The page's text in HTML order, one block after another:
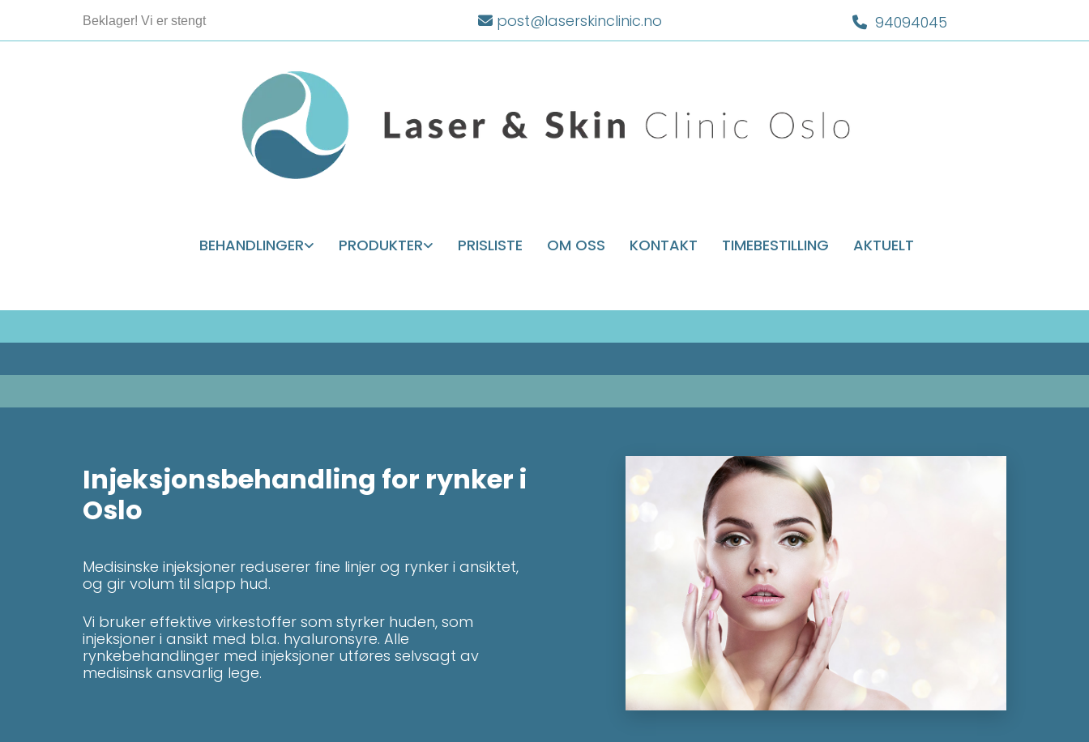
Beklager! Vi er stengt  post@laserskinclinic.no  94094045
BEHANDLINGER PRODUKTER PRISLISTE OM OSS KONTAKT TIMEBESTILLING AKTUELT
Injeksjonsbehandling for rynker i
Oslo
Medisinske injeksjoner reduserer fine linjer og rynker i ansiktet,
og gir volum til slapp hud.
Vi bruker effektive virkestoffer som styrker huden, som
injeksjoner i ansikt med bl.a. hyaluronsyre. Alle
rynkebehandlinger med injeksjoner utføres selvsagt av
medisinsk ansvarlig lege.